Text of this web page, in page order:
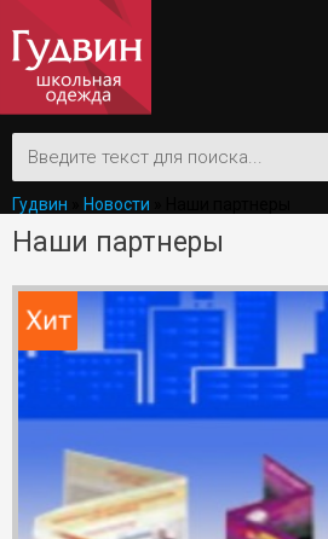
Гудвин Новости
Наши партнеры